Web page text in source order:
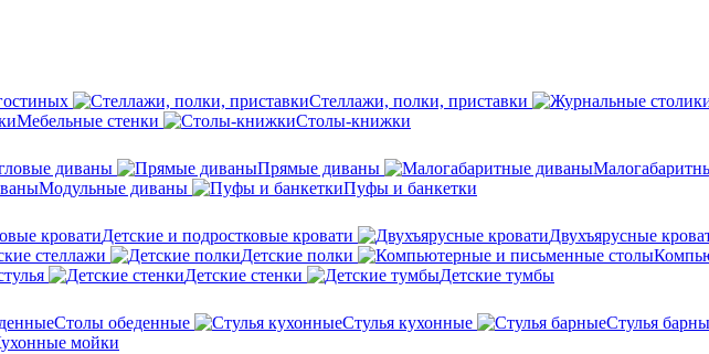
Стеллажи, полки, приставки
Мебельные стенки
Столы-книжки
диваны Прямые диваны
Модульные диваны
Пуфы и банкетки
Детские и подростковые кровати Двухъярусные
стеллажи Детские полки
Детские стенки
Детские тумбы
Столы обеденные Стулья кухонные Стулья
мойки